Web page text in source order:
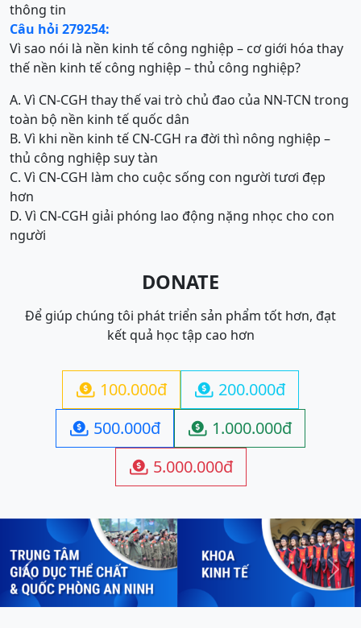
thông tin
Câu hỏi 279254:
Vì sao nói là nền kinh tế công nghiệp – cơ giới hóa thay
thế nền kinh tế công nghiệp – thủ công nghiệp?
A. Vì CN-CGH thay thế vai trò chủ đao của NN-TCN trong
toàn bộ nền kinh tế quốc dân
B. Vì khi nền kinh tế CN-CGH ra đời thì nông nghiệp –
thủ công nghiệp suy tàn
C. Vì CN-CGH làm cho cuộc sống con người tươi đẹp
hơn
D. Vì CN-CGH giải phóng lao động nặng nhọc cho con
người
DONATE
Để giúp chúng tôi phát triển sản phẩm tốt hơn, đạt
kết quả học tập cao hơn
 100.000đ  200.000đ
 500.000đ  1.000.000đ
 5.000.000đ
Previous Next